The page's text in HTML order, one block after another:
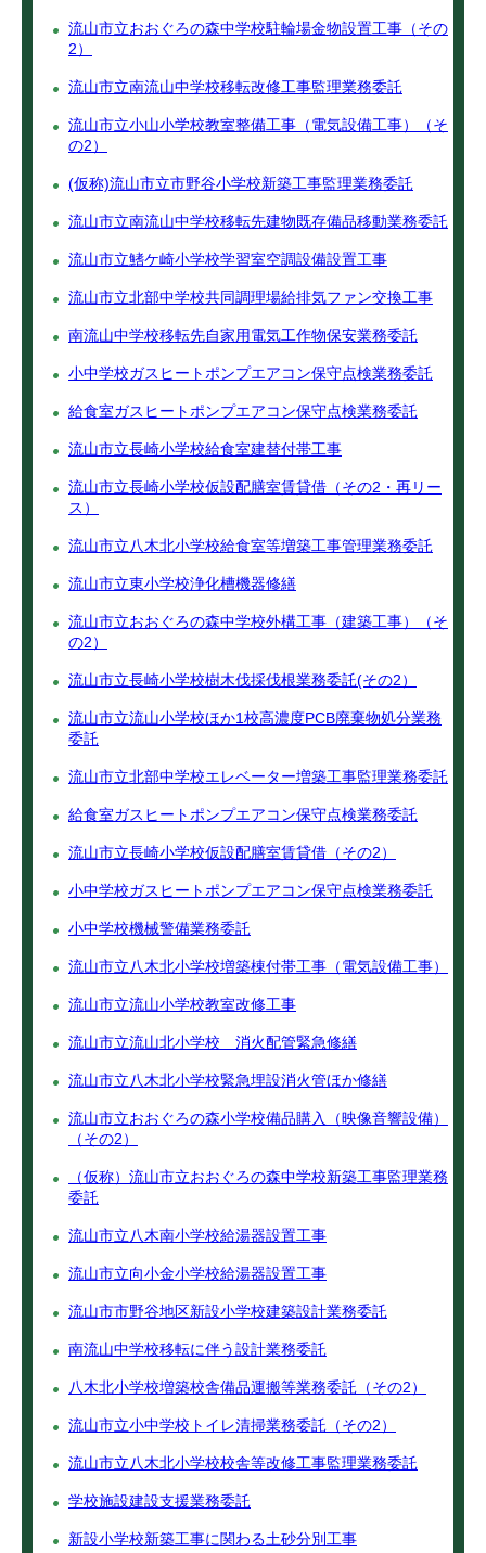
流山市立おおぐろの森中学校駐輪場金物設置工事（その
2）
流山市立南流山中学校移転改修工事監理業務委託
流山市立小山小学校教室整備工事（電気設備工事）（そ
の2）
(仮称)流山市立市野谷小学校新築工事監理業務委託
流山市立南流山中学校移転先建物既存備品移動業務委託
流山市立鰭ケ崎小学校学習室空調設備設置工事
流山市立北部中学校共同調理場給排気ファン交換工事
南流山中学校移転先自家用電気工作物保安業務委託
小中学校ガスヒートポンプエアコン保守点検業務委託
給食室ガスヒートポンプエアコン保守点検業務委託
流山市立長崎小学校給食室建替付帯工事
流山市立長崎小学校仮設配膳室賃貸借（その2・再リー
ス）
流山市立八木北小学校給食室等増築工事管理業務委託
流山市立東小学校浄化槽機器修繕
流山市立おおぐろの森中学校外構工事（建築工事）（そ
の2）
流山市立長崎小学校樹木伐採伐根業務委託(その2）
流山市立流山小学校ほか1校高濃度PCB廃棄物処分業務
委託
流山市立北部中学校エレベーター増築工事監理業務委託
給食室ガスヒートポンプエアコン保守点検業務委託
流山市立長崎小学校仮設配膳室賃貸借（その2）
小中学校ガスヒートポンプエアコン保守点検業務委託
小中学校機械警備業務委託
流山市立八木北小学校増築棟付帯工事（電気設備工事）
流山市立流山小学校教室改修工事
流山市立流山北小学校 消火配管緊急修繕
流山市立八木北小学校緊急埋設消火管ほか修繕
流山市立おおぐろの森小学校備品購入（映像音響設備）
（その2）
（仮称）流山市立おおぐろの森中学校新築工事監理業務
委託
流山市立八木南小学校給湯器設置工事
流山市立向小金小学校給湯器設置工事
流山市市野谷地区新設小学校建築設計業務委託
南流山中学校移転に伴う設計業務委託
八木北小学校増築校舎備品運搬等業務委託（その2）
流山市立小中学校トイレ清掃業務委託（その2）
流山市立八木北小学校校舎等改修工事監理業務委託
学校施設建設支援業務委託
新設小学校新築工事に関わる土砂分別工事